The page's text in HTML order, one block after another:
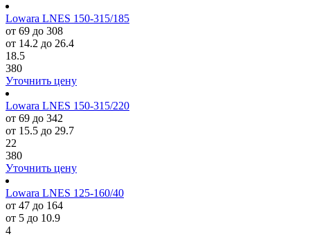
Lowara LNES 150-315/185
от 69 до 308
от 14.2 до 26.4
18.5
380
Уточнить цену
Lowara LNES 150-315/220
от 69 до 342
от 15.5 до 29.7
22
380
Уточнить цену
Lowara LNES 125-160/40
от 47 до 164
от 5 до 10.9
4